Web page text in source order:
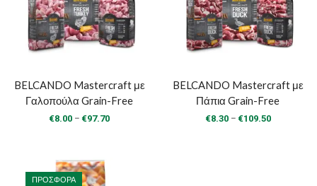
BELCANDO Mastercraft με
Γαλοπούλα Grain-Free
€8.00 – €97.70Price
BELCANDO Mastercraft με
Πάπια Grain-Free
€8.30 – €109.50Price
ΠΡΟΣΦΟΡΆ